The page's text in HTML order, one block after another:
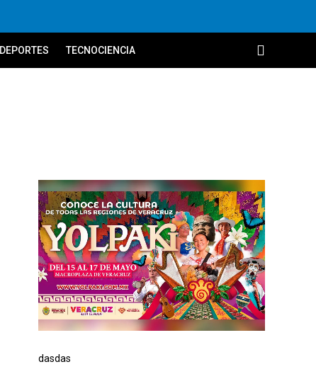
DEPORTES TECNOCIENCIA
dasdas